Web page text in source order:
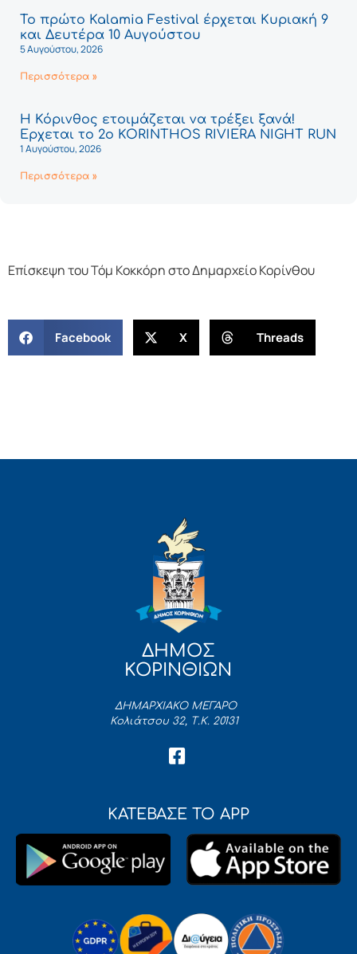
Το πρώτο Kalamia Festival έρχεται Κυριακή 9
και Δευτέρα 10 Αυγούστου
5 Αυγούστου, 2026
Περισσότερα »
Η Κόρινθος ετοιμάζεται να τρέξει ξανά!
Έρχεται το 2ο KORINTHOS RIVIERA NIGHT RUN
1 Αυγούστου, 2026
Περισσότερα »
Επίσκεψη του Τόμ Κοκκόρη στο Δημαρχείο Κορίνθου
Facebook X Threads
ΔΗΜΟΣ
ΚΟΡΙΝΘΙΩΝ
ΔΗΜΑΡΧΙΑΚΟ ΜΕΓΑΡΟ
Κολιάτσου 32, Τ.Κ. 20131
ΚΑΤΕΒΑΣΕ ΤΟ APP